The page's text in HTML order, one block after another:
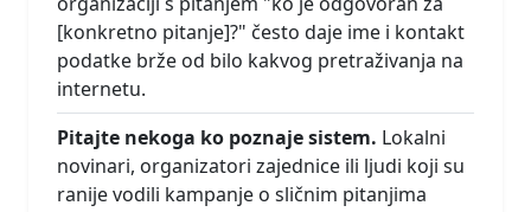
[konkretno pitanje]?" često daje ime i kontakt
podatke brže od bilo kakvog pretraživanja na
internetu.
Pitajte nekoga ko poznaje sistem. Lokalni
novinari, organizatori zajednice ili ljudi koji su
ranije vodili kampanje o sličnim pitanjima